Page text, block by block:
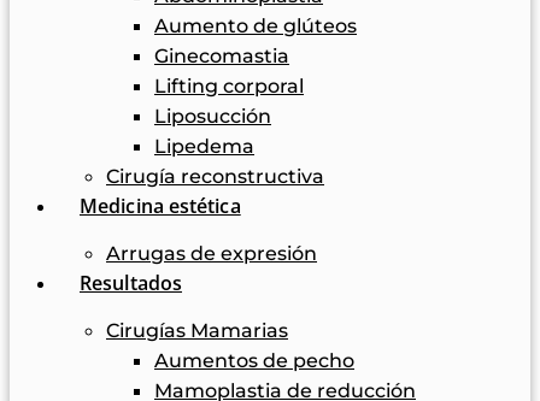
Aumento de glúteos
Ginecomastia
Lifting corporal
Liposucción
Lipedema
Cirugía reconstructiva
Medicina estética
Arrugas de expresión
Resultados
Cirugías Mamarias
Aumentos de pecho
Mamoplastia de reducción